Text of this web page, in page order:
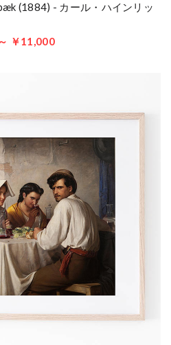
(1884) - カール・ハインリッ
￥11,000